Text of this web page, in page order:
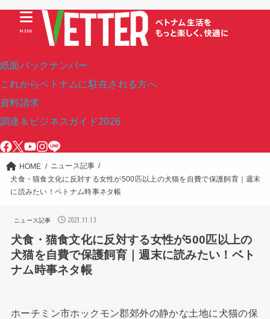
紙面バックナンバー
これからベトナムに駐在される方へ
資料請求
調達＆ビジネスガイド2026
MENU
HOME
ニュース記事
犬食・猫食文化に反対する女性が500匹以上の犬猫を自費で保護飼育｜週末
に読みたい！ベトナム時事ネタ帳
ニュース記事 2023.11.13
犬食・猫食文化に反対する女性が500匹以上の
犬猫を自費で保護飼育｜週末に読みたい！ベト
ナム時事ネタ帳
ホーチミン市ホックモン郡郊外の静かな土地に犬猫の保